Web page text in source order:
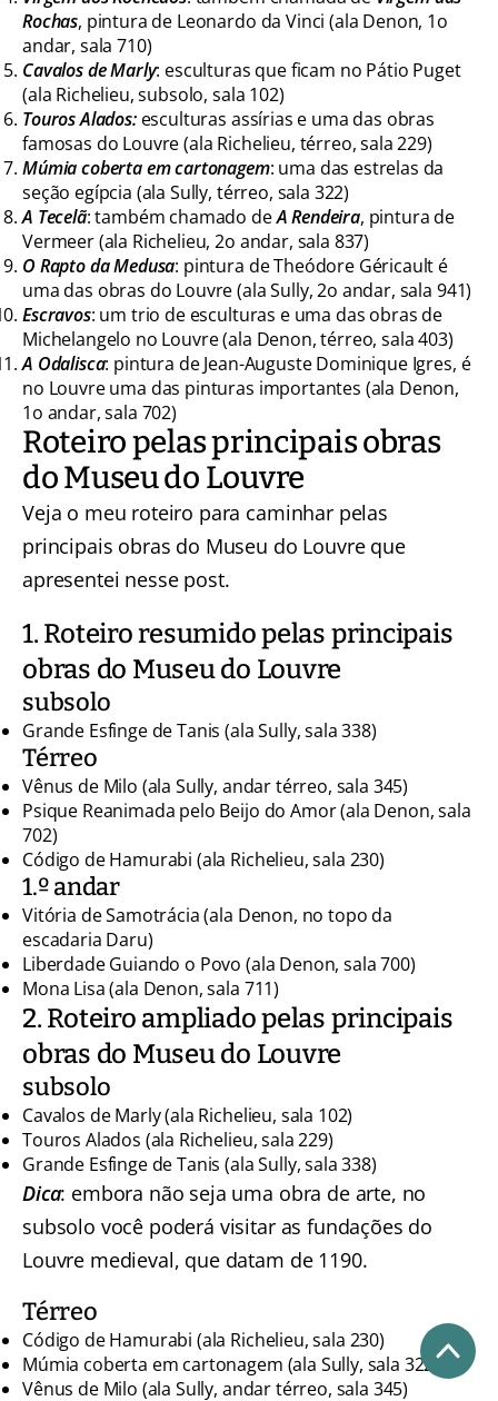
Rochas, pintura de Leonardo da Vinci (ala Denon, 1o
andar, sala 710)
Cavalos de Marly: esculturas que ficam no Pátio Puget
(ala Richelieu, subsolo, sala 102)
Touros Alados:esculturas assírias e uma das obras
famosas do Louvre (ala Richelieu, térreo, sala 229)
Múmia coberta em cartonagem: uma das estrelas da
seção egípcia (ala Sully, térreo, sala 322)
A Tecelã: também chamado deA Rendeira, pintura de
Vermeer (ala Richelieu, 2o andar, sala 837)
O Rapto da Medusa: pintura de Theódore Géricault é
uma das obras do Louvre (ala Sully, 2o andar, sala 941)
Escravos: um trio de esculturas e uma das obras de
Michelangelo no Louvre (ala Denon, térreo, sala 403)
A Odalisca: pintura de Jean-Auguste Dominique Igres, é
no Louvre uma das pinturas importantes (ala Denon,
1o andar, sala 702)
Roteiro pelas principais obras
do Museu do Louvre
Veja o meu roteiro para caminhar pelas
principais obras do Museu do Louvre que
apresentei nesse post.
1. Roteiro resumido pelas principais
obras do Museu do Louvre
subsolo
Grande Esfinge de Tanis (ala Sully, sala 338)
Térreo
Vênus de Milo (ala Sully, andar térreo, sala 345)
Psique Reanimada pelo Beijo do Amor (ala Denon, sala
702)
Código de Hamurabi (ala Richelieu, sala 230)
1.º andar
Vitória de Samotrácia (ala Denon, no topo da
escadaria Daru)
Liberdade Guiando o Povo (ala Denon, sala 700)
Mona Lisa (ala Denon, sala 711)
2. Roteiro ampliado pelas principais
obras do Museu do Louvre
subsolo
Cavalos de Marly (ala Richelieu, sala 102)
Touros Alados (ala Richelieu, sala 229)
Grande Esfinge de Tanis (ala Sully, sala 338)
Dica: embora não seja uma obra de arte, no
subsolo você poderá visitar as fundações do
Louvre medieval, que datam de 1190.
Térreo
Código de Hamurabi (ala Richelieu, sala 230)
Múmia coberta em cartonagem (ala Sully, sala 322)
Vênus de Milo (ala Sully, andar térreo, sala 345)